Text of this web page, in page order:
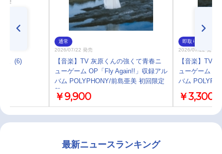
。(6)
通常
2026/07/22 発売
【音楽】TV 灰原くんの強くて青春ニ
ューゲーム OP「Fly Again!!」収録アル
バム POLYPHONY/前島亜美 初回限定
盤￥9,900
即取り
2026/07/22 発売
【音楽】TV
ューゲーム
バム
￥3,300
最新ニュースランキング